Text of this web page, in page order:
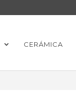
CERÁMICA